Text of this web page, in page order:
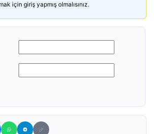
için giriş yapmış olmalısınız.